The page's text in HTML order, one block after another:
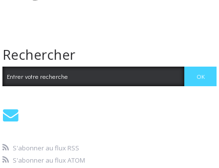
Rechercher
S'abonner au flux RSS
S'abonner au flux ATOM